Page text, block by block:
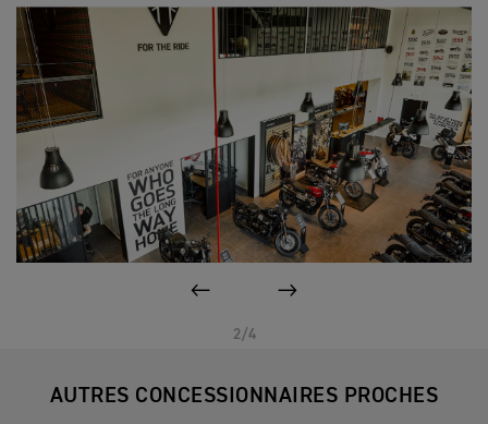
2/4
AUTRES CONCESSIONNAIRES PROCHES